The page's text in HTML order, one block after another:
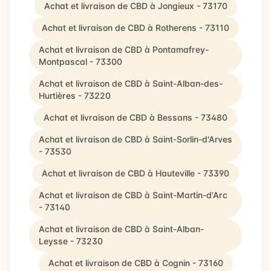
Achat et livraison de CBD à Jongieux - 73170
Achat et livraison de CBD à Rotherens - 73110
Achat et livraison de CBD à Pontamafrey-
Montpascal - 73300
Achat et livraison de CBD à Saint-Alban-des-
Hurtières - 73220
Achat et livraison de CBD à Bessans - 73480
Achat et livraison de CBD à Saint-Sorlin-d'Arves
- 73530
Achat et livraison de CBD à Hauteville - 73390
Achat et livraison de CBD à Saint-Martin-d'Arc
- 73140
Achat et livraison de CBD à Saint-Alban-
Leysse - 73230
Achat et livraison de CBD à Cognin - 73160